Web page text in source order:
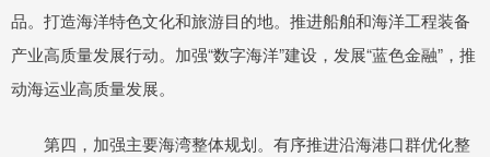
品。打造海洋特色文化和旅游目的地。推进船舶和海洋工程装备
产业高质量发展行动。加强“数字海洋”建设，发展“蓝色金融”，推
动海运业高质量发展。
第四，加强主要海湾整体规划。有序推进沿海港口群优化整